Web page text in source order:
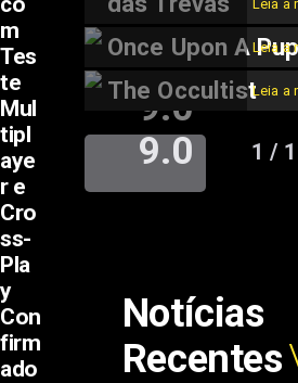
m
Tes
te
Mul
tipl
aye
r e
Cro
ss-
Pla
y
Con
firm
ado
Leia a
Once Upon A
9.0
Leia a
The Occultist
9.0
Leia a
« ANT 1 /
Notícias
Recentes